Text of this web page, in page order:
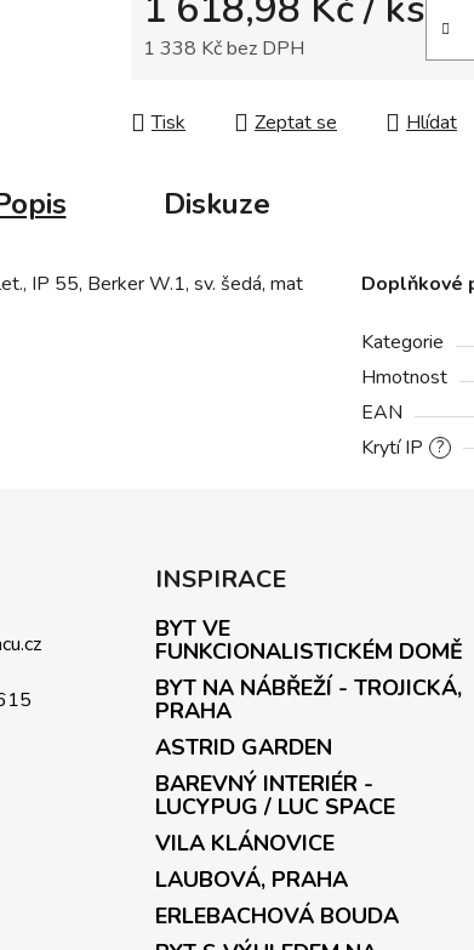
1 338 Kč bez DPH
Tisk Zeptat se Hlídat
Diskuze
IP 55, Berker W.1, sv. šedá, mat Doplňkové
Kategorie
Hmotnost
EAN
?
Krytí IP
INSPIRACE
BYT VE
FUNKCIONALISTICKÉM DOMĚ
BYT NA NÁBŘEŽÍ - TROJICKÁ,
PRAHA
ASTRID GARDEN
BAREVNÝ INTERIÉR -
LUCYPUG / LUC SPACE
VILA KLÁNOVICE
LAUBOVÁ, PRAHA
ERLEBACHOVÁ BOUDA